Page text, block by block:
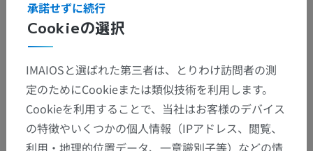
参考文献
Limb’ inGray’s anatomy for Students.
(2nd ed.) Philadelphia PA 19103-
2899: Elsevier, pp.575-585.
ギャラリー
Cookieの選択
承諾せずに続行
IMAIOSと選ばれた第三者は、とりわけ訪問者の測
定のためにCookieまたは類似技術を利用します。
Cookieを利用することで、当社はお客様のデバイス
の特徴やいくつかの個人情報（IPアドレス、閲覧、
利用・地理的位置データ、一意識別子等）などの情